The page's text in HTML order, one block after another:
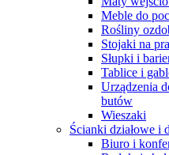
Meble do
Rośliny
Stojaki na
Słupki i
Tablice i
Urządzenia
butów
Wieszaki
Ścianki działowe i
Biuro i